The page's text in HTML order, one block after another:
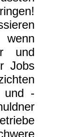
wie
für sie
einen
Das